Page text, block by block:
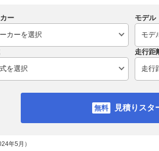
ー モデル
走行距
見積りスタ
年5月）